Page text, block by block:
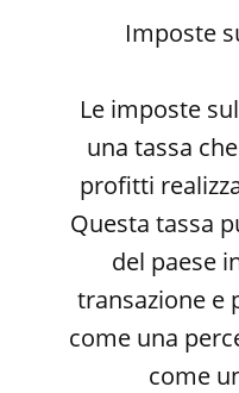
Imposte
Le imposte
una tassa
profitti
Questa tassa
del paese
transazione e
come una
come